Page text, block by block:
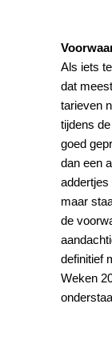
Als iets
dat
tarieven
tijdens
goed
dan een
addertjes
maar
de
definitief
Weken